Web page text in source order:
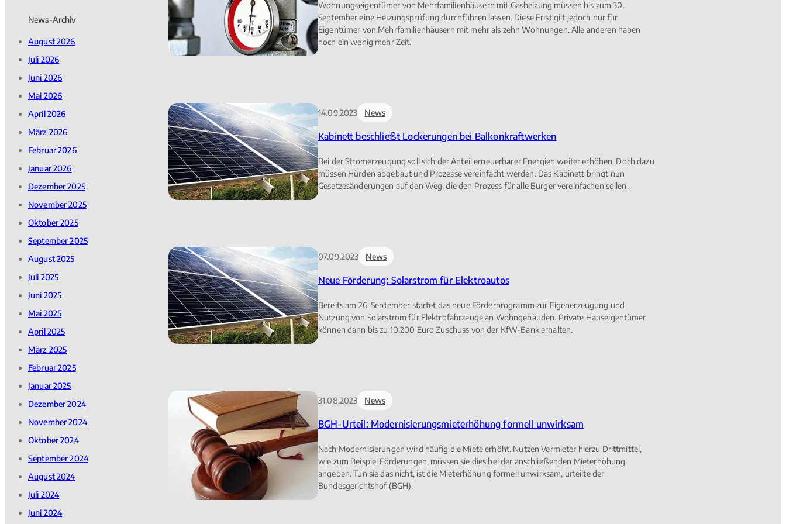
News-Archiv
August 2026
Juli 2026
Juni 2026
Mai 2026
April 2026
März 2026
Februar 2026
Januar 2026
Dezember 2025
November 2025
Oktober 2025
September 2025
August 2025
Juli 2025
Juni 2025
Mai 2025
April 2025
März 2025
Februar 2025
Januar 2025
Dezember 2024
November 2024
Oktober 2024
September 2024
August 2024
Juli 2024
Juni 2024
Wohnungseigentümer von Mehrfamilienhäusern mit Gasheizung müssen bis zum 30.
September eine Heizungsprüfung durchführen lassen. Diese Frist gilt jedoch nur für
Eigentümer von Mehrfamilienhäusern mit mehr als zehn Wohnungen. Alle anderen haben
noch ein wenig mehr Zeit.
14.09.2023 News
Kabinett beschließt Lockerungen bei Balkonkraftwerken
Bei der Stromerzeugung soll sich der Anteil erneuerbarer Energien weiter erhöhen. Doch dazu
müssen Hürden abgebaut und Prozesse vereinfacht werden. Das Kabinett bringt nun
Gesetzesänderungen auf den Weg, die den Prozess für alle Bürger vereinfachen sollen.
07.09.2023 News
Neue Förderung: Solarstrom für Elektroautos
Bereits am 26. September startet das neue Förderprogramm zur Eigenerzeugung und
Nutzung von Solarstrom für Elektrofahrzeuge an Wohngebäuden. Private Hauseigentümer
können dann bis zu 10.200 Euro Zuschuss von der KfW-Bank erhalten.
31.08.2023 News
BGH-Urteil: Modernisierungsmieterhöhung formell unwirksam
Nach Modernisierungen wird häufig die Miete erhöht. Nutzen Vermieter hierzu Drittmittel,
wie zum Beispiel Förderungen, müssen sie dies bei der anschließenden Mieterhöhung
angeben. Tun sie das nicht, ist die Mieterhöhung formell unwirksam, urteilte der
Bundesgerichtshof (BGH).